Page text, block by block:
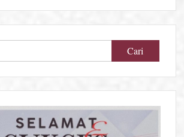
Cari
untuk: